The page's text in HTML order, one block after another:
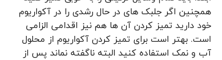
همچنین اگر جلبک های در حال رشدی را در آکواریوم
خود دارید تمیز کردن آن ها هم نیز اقدامی الزامی
است. بهتر است برای تمیز کردن آکواریوم از محلول
آب و نمک استفاده کنید البته ناگفته نماند پس از